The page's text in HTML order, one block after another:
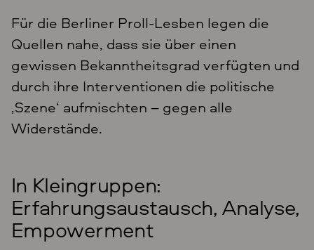
Für die Berliner Proll-Lesben legen die
Quellen nahe, dass sie über einen
gewissen Bekanntheitsgrad verfügten und
durch ihre Interventionen die politische
‚Szene‘ aufmischten – gegen alle
Widerstände.
In Kleingruppen:
Erfahrungsaustausch, Analyse,
Empowerment